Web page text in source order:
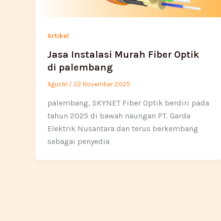
Artikel
Jasa Instalasi Murah Fiber Optik
di palembang
Agustri / 22 November 2025
palembang, SKYNET Fiber Optik berdiri pada
tahun 2025 di bawah naungan PT. Garda
Elektrik Nusantara dan terus berkembang
sebagai penyedia